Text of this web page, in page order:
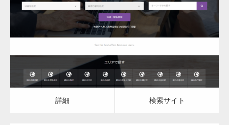
在宅介護支援センター
詳細 検索サイト
詳細 検索サイト